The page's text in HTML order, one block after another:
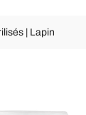
| Lapin